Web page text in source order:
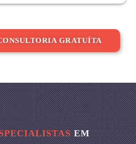
GRATUÍTA
EM